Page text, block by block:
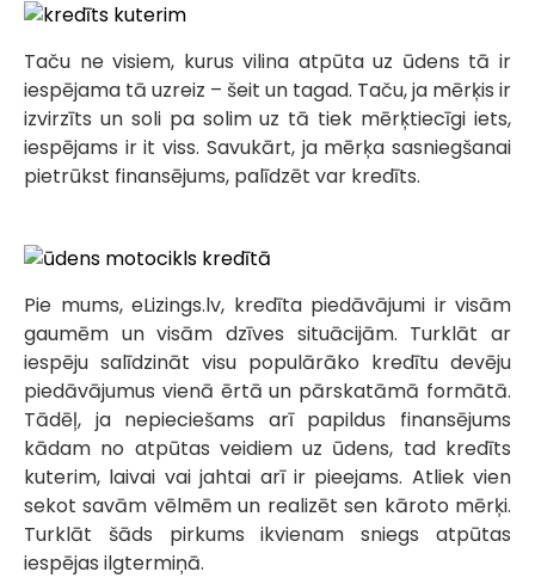
Taču ne visiem, kurus vilina atpūta uz ūdens tā ir
iespējama tā uzreiz – šeit un tagad. Taču, ja mērķis ir
izvirzīts un soli pa solim uz tā tiek mērķtiecīgi iets,
iespējams ir it viss. Savukārt, ja mērķa sasniegšanai
pietrūkst finansējums, palīdzēt var kredīts.
Pie mums, eLizings.lv, kredīta piedāvājumi ir visām
gaumēm un visām dzīves situācijām. Turklāt ar
iespēju salīdzināt visu populārāko kredītu devēju
piedāvājumus vienā ērtā un pārskatāmā formātā.
Tādēļ, ja nepieciešams arī papildus finansējums
kādam no atpūtas veidiem uz ūdens, tad kredīts
kuterim, laivai vai jahtai arī ir pieejams. Atliek vien
sekot savām vēlmēm un realizēt sen kāroto mērķi.
Turklāt šāds pirkums ikvienam sniegs atpūtas
iespējas ilgtermiņā.